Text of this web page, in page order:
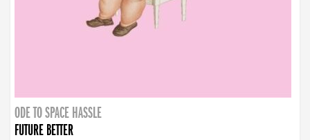
ODE TO SPACE HASSLE
FUTURE BETTER